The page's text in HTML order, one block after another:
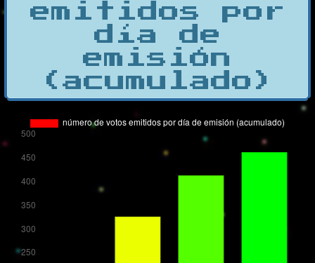
emitidos por
día de
emisión
(acumulado)